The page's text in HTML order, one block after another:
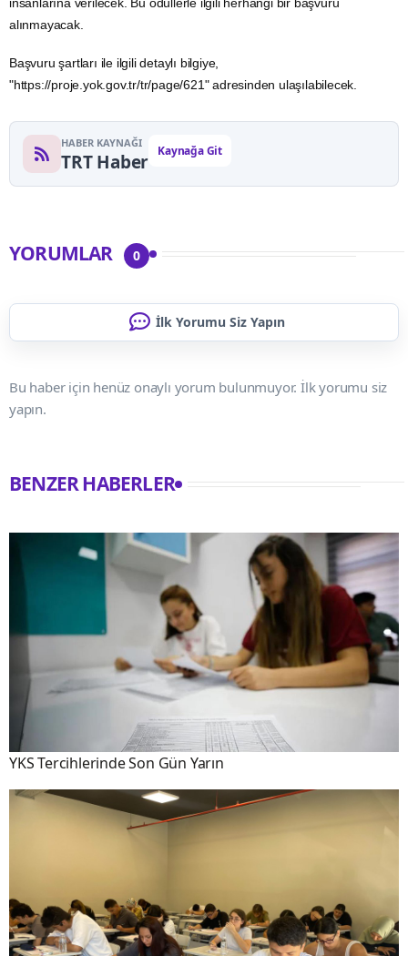
alınmayacak.
Başvuru şartları ile ilgili detaylı bilgiye,
"https://proje.yok.gov.tr/tr/page/621" adresinden ulaşılabilecek.
HABER KAYNAĞI
TRT Haber Kaynağa Git
YORUMLAR 0
İlk Yorumu Siz Yapın
Bu haber için henüz onaylı yorum bulunmuyor. İlk yorumu siz
yapın.
BENZER HABERLER
YKS Tercihlerinde Son Gün Yarın